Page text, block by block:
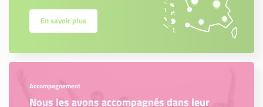
En savoir plus
Accompagnement
Nous les avons accompagnés dans leur